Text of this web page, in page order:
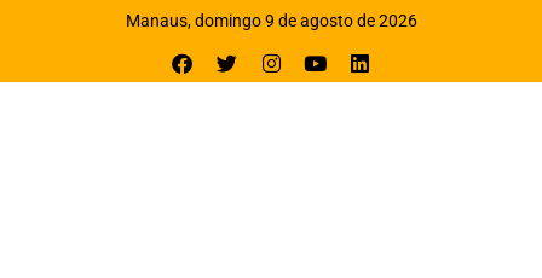
Manaus, domingo 9 de agosto de 2026